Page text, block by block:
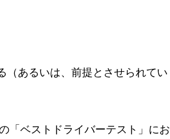
（あるいは、前提とさせられてい
「ベストドライバーテスト」にお